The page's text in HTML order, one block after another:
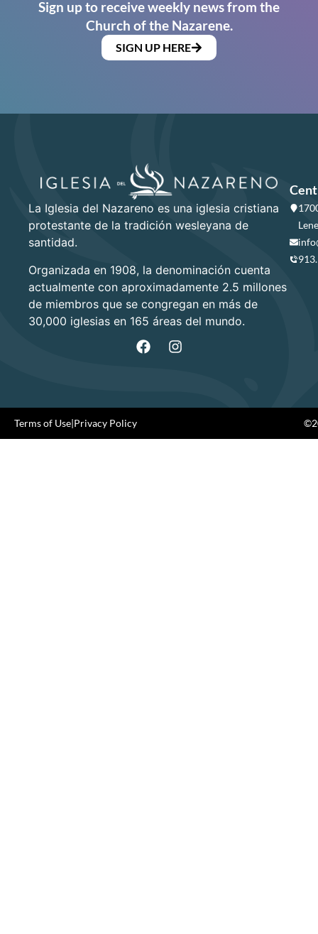
Sign up to receive weekly news from the
Church of the Nazarene.
SIGN UP HERE
La Iglesia del Nazareno es una iglesia cristiana
protestante de la tradición wesleyana de
santidad.
Organizada en 1908, la denominación cuenta
actualmente con aproximadamente 2.5 millones
de miembros que se congregan en más de
30,000 iglesias en 165 áreas del mundo.
Terms of Use|Privacy Policy